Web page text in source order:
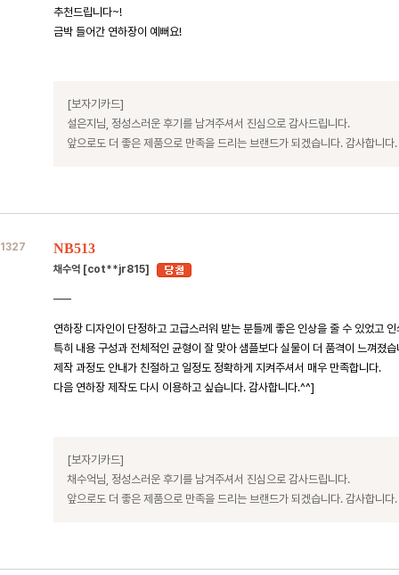
추천드립니다~!
금박 들어간 연하장이 예뻐요!
[보자기카드]
설은지님, 정성스러운 후기를 남겨주셔서 진심으로 감사드립니다.
앞으로도 더 좋은 제품으로 만족을 드리는 브랜드가 되겠습니다. 감사합니다.
1327 NB513
채수억 [cot**jr815]
연하장 디자인이 단정하고 고급스러워 받는 분들께 좋은 인상을 줄 수 있었고
특히 내용 구성과 전체적인 균형이 잘 맞아 샘플보다 실물이 더 품격이 느껴졌습
제작 과정도 안내가 친절하고 일정도 정확하게 지켜주셔서 매우 만족합니다.
다음 연하장 제작도 다시 이용하고 싶습니다. 감사합니다.^^]
[보자기카드]
채수억님, 정성스러운 후기를 남겨주셔서 진심으로 감사드립니다.
앞으로도 더 좋은 제품으로 만족을 드리는 브랜드가 되겠습니다. 감사합니다.